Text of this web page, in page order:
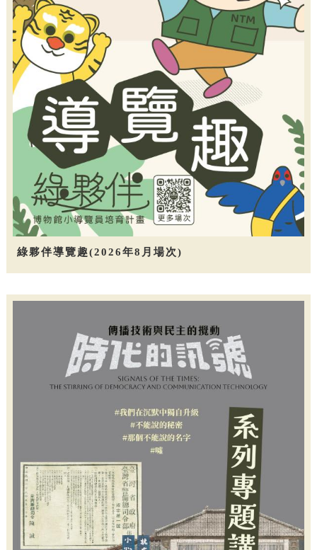
綠夥伴導覽趣(2026年8月場次)